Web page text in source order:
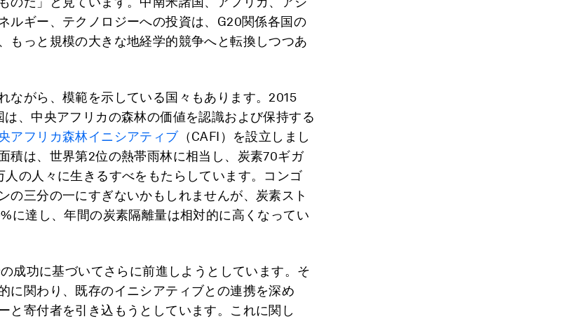
ルギー、テクノロジーへの投資は、G20関係各国の
もっと規模の大きな地経学的競争へと転換しつつあ
ながら、模範を示している国々もあります。2015
、中央アフリカの森林の価値を認識および保持する
アフリカ森林イニシアティブ（CAFI）を設立しまし
積は、世界第2位の熱帯雨林に相当し、炭素70ギガ
人の人々に生きるすべをもたらしています。コンゴ
の三分の一にすぎないかもしれませんが、炭素スト
に達し、年間の炭素隔離量は相対的に高くなってい
成功に基づいてさらに前進しようとしています。そ
に関わり、既存のイニシアティブとの連携を深め
と寄付者を引き込もうとしています。これに関し